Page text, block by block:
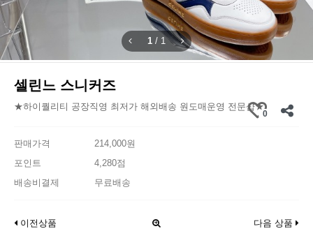
1 / 1
셀린느 스니커즈
★하이퀄리티 공장직영 최저가 해외배송 원도매운영 전문샵★
0
판매가격
214,000원
포인트
4,280점
배송비결제
무료배송
이전상품 다음 상품